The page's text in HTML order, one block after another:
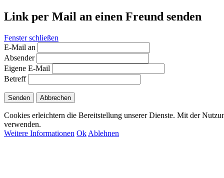
Link per Mail an einen Freund senden
Fenster schließen
E-Mail an
Absender
Eigene E-Mail
Betreff
Senden Abbrechen
Cookies erleichtern die Bereitstellung unserer Dienste. Mit der
verwenden.
Weitere Informationen Ok Ablehnen